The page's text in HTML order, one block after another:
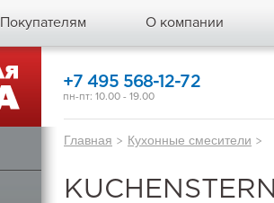
Покупателям О компании
+7 495 568-12-72
пн-пт: 10.00 - 19.00
Главная > Кухонные смесители >